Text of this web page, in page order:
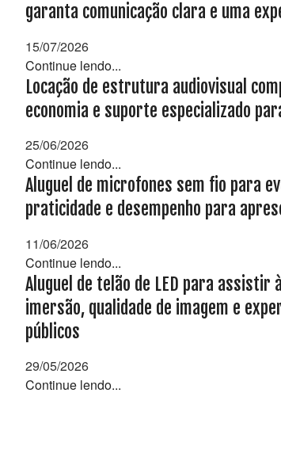
garanta comunicação clara e uma
15/07/2026
Continue lendo...
Locação de estrutura audiovisual
economia e suporte especializado
25/06/2026
Continue lendo...
Aluguel de microfones sem fio para
praticidade e desempenho para
11/06/2026
Continue lendo...
Aluguel de telão de LED para assistir
imersão, qualidade de imagem e
públicos
29/05/2026
Continue lendo...